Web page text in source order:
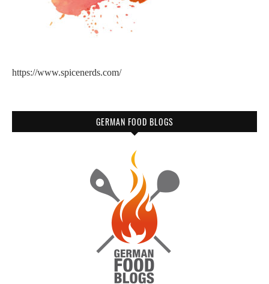
https://www.spicenerds.com/
GERMAN FOOD BLOGS